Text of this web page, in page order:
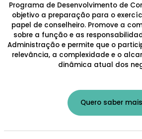
Programa de Desenvolvimento de
objetivo a preparação para o
papel de conselheiro. Promove a
sobre a função e as
Administração e permite que o
relevância, a complexidade e o
dinâmica atual dos
Quero saber mais